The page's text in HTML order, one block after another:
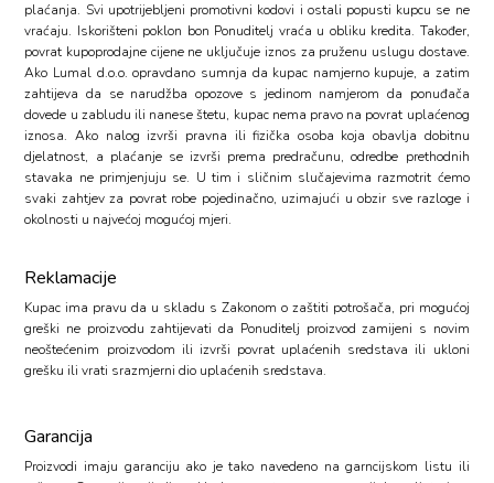
plaćanja. Svi upotrijebljeni promotivni kodovi i ostali popusti kupcu se ne
vraćaju. Iskorišteni poklon bon Ponuditelj vraća u obliku kredita. Također,
povrat kupoprodajne cijene ne uključuje iznos za pruženu uslugu dostave.
Ako Lumal d.o.o. opravdano sumnja da kupac namjerno kupuje, a zatim
zahtijeva da se narudžba opozove s jedinom namjerom da ponuđača
dovede u zabludu ili nanese štetu, kupac nema pravo na povrat uplaćenog
iznosa. Ako nalog izvrši pravna ili fizička osoba koja obavlja dobitnu
djelatnost, a plaćanje se izvrši prema predračunu, odredbe prethodnih
stavaka ne primjenjuju se. U tim i sličnim slučajevima razmotrit ćemo
svaki zahtjev za povrat robe pojedinačno, uzimajući u obzir sve razloge i
okolnosti u najvećoj mogućoj mjeri.
Reklamacije
Kupac ima pravu da u skladu s Zakonom o zaštiti potrošača, pri mogućoj
greški ne proizvodu zahtijevati da Ponuditelj proizvod zamijeni s novim
neoštećenim proizvodom ili izvrši povrat uplaćenih sredstava ili ukloni
grešku ili vrati srazmjerni dio uplaćenih sredstava.
Garancija
Proizvodi imaju garanciju ako je tako navedeno na garncijskom listu ili